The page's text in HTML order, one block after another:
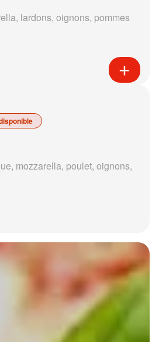
lardons, oignons, pommes
mozzarella, poulet, oignons,